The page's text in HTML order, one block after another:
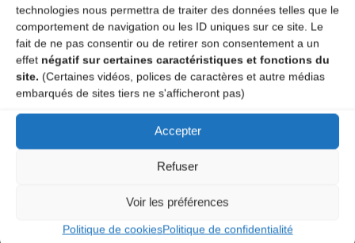
technologies nous permettra de traiter des données telles que le
comportement de navigation ou les ID uniques sur ce site. Le
fait de ne pas consentir ou de retirer son consentement a un
effet négatif sur certaines caractéristiques et fonctions du
site. (Certaines vidéos, polices de caractères et autre médias
embarqués de sites tiers ne s'afficheront pas)
Accepter
Refuser
Voir les préférences
Politique de cookiesPolitique de confidentialité
A DECOUVRIR :